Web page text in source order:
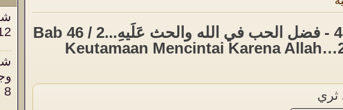
8
باب 46 - فضل الحب في الله والحث عَلَيهِ...2 / Bab 46
Keutamaan Mencintai Karena
ثري